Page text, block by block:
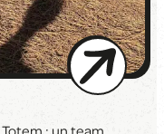
: un team